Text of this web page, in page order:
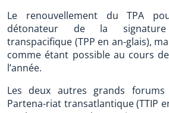
Le renouvellement du TPA
détonateur de la
transpacifique (TPP en an-glais),
comme étant possible au cours
l’année.
Les deux autres grands
Partena-riat transatlantique (TTIP